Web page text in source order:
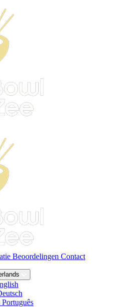
Beoordelingen Contact(huidige)
Português